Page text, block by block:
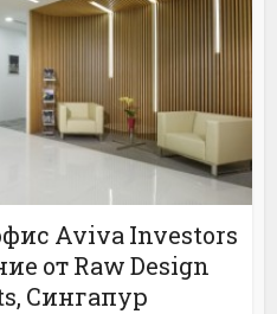
Aviva Investors
от Raw Design
Сингапур